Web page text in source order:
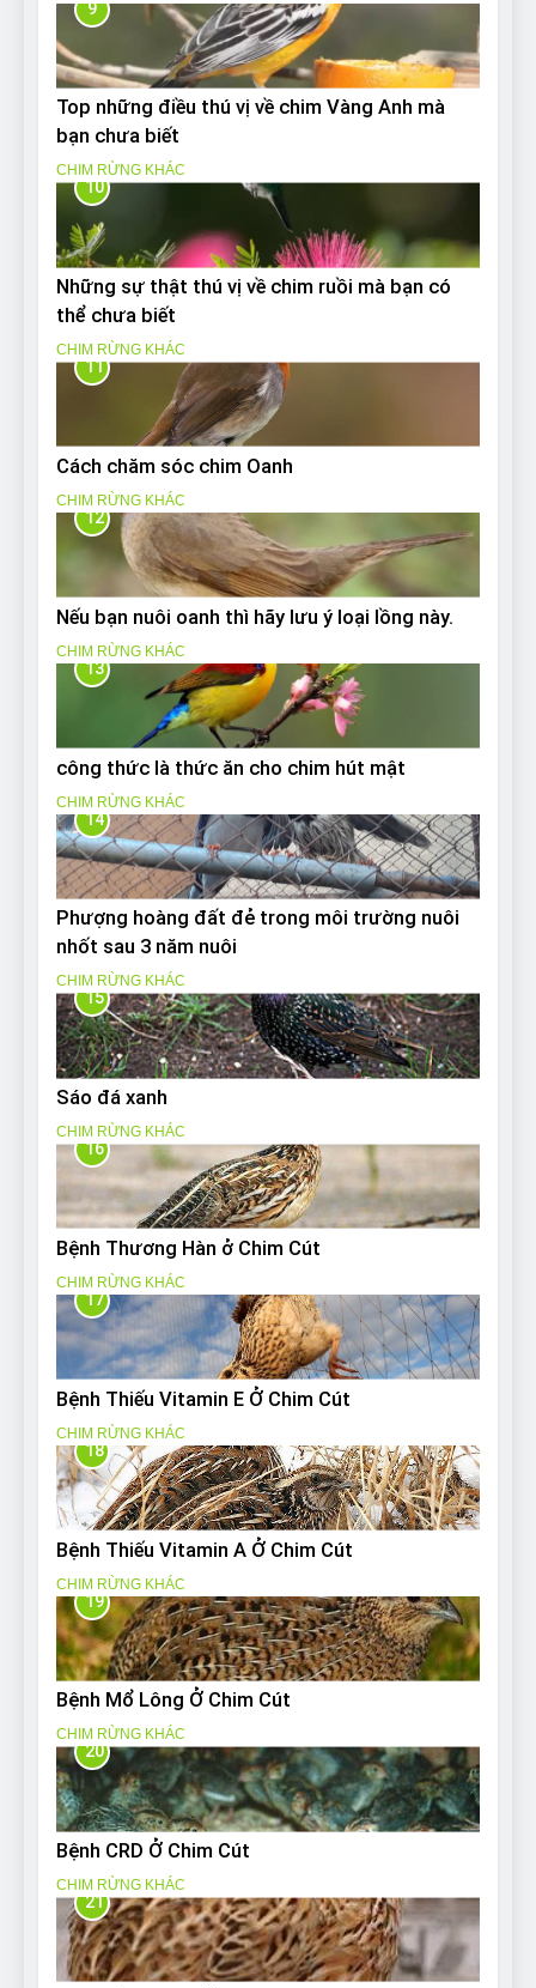
9
Top những điều thú vị về chim Vàng Anh mà
bạn chưa biết
CHIM RỪNG KHÁC
10
Những sự thật thú vị về chim ruồi mà bạn có
thể chưa biết
CHIM RỪNG KHÁC
11
Cách chăm sóc chim Oanh
CHIM RỪNG KHÁC
12
Nếu bạn nuôi oanh thì hãy lưu ý loại lồng này.
CHIM RỪNG KHÁC
13
công thức là thức ăn cho chim hút mật
CHIM RỪNG KHÁC
14
Phượng hoàng đất đẻ trong môi trường nuôi
nhốt sau 3 năm nuôi
CHIM RỪNG KHÁC
15
Sáo đá xanh
CHIM RỪNG KHÁC
16
Bệnh Thương Hàn ở Chim Cút
CHIM RỪNG KHÁC
17
Bệnh Thiếu Vitamin E Ở Chim Cút
CHIM RỪNG KHÁC
18
Bệnh Thiếu Vitamin A Ở Chim Cút
CHIM RỪNG KHÁC
19
Bệnh Mổ Lông Ở Chim Cút
CHIM RỪNG KHÁC
20
Bệnh CRD Ở Chim Cút
CHIM RỪNG KHÁC
21